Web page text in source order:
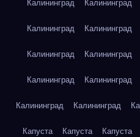
Калининград Калининград
Калининград Калининград
Калининград Калининград
Калининград Калининград
Калининград Калининград
Капуста Капуста Капуста